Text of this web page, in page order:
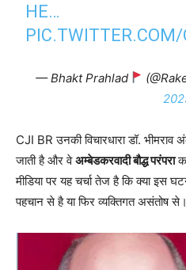
HE…
PIC.TWITTER.COM/
— Bhakt Prahlad
CJI BR उनकी विचारधारा डॉ. भीमराव
जाती है और वेअम्बेडकरवादी बौद्ध परंपरा
मीडिया पर यह चर्चा तेज है कि क्या इस
पहचान से है या फिर व्यक्तिगत असंतोष से।